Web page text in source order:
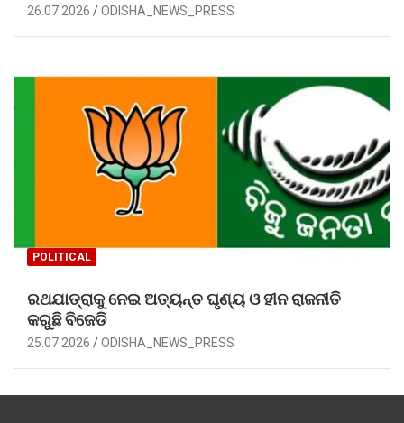
26.07.2026 ODISHA_NEWS_PRESS
POLITICAL
ରଥଯାତ୍ରାକୁ ନେଇ ଅତ୍ୟନ୍ତ ଘୃଣ୍ୟ ଓ ହୀନ ରାଜନୀତି
କରୁଛି ବିଜେଡି
25.07.2026 ODISHA_NEWS_PRESS